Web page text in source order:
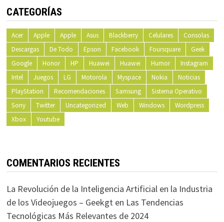
CATEGORÍAS
Acer Apple Apple Asus Blackberry Celulares
Consolas
Descargas
De Todo Epson Facebook Foursquare
Geek
Google
Honor HP Huawei Huawei Humor
Instagram
Intel
Juegos LG Motorola Myspace Nokia
Noticias
PlayStation
Recomendaciones Samsung
Sistema Operativo
Sony
Twitter Uncategorized Web Windows
Wordpress
Xbox
Youtube
COMENTARIOS RECIENTES
La Revolución de la Inteligencia Artificial en la Industria
de los Videojuegos – Geekgten Las Tendencias
Tecnológicas Más Relevantes de 2024